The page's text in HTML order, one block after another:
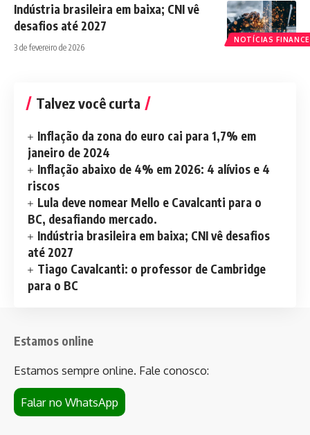
NOTÍCIAS
Indústria brasileira em baixa; CNI vê
desafios até 2027
3 de fevereiro de 2026
Talvez você curta
Inflação da zona do euro cai para 1,7% em
janeiro de 2024
Inflação abaixo de 4% em 2026: 4 alívios e 4
riscos
Lula deve nomear Mello e Cavalcanti para o
BC, desafiando mercado.
Indústria brasileira em baixa; CNI vê desafios
até 2027
Tiago Cavalcanti: o professor de Cambridge
para o BC
Estamos online
Estamos sempre online. Fale conosco:
Falar no WhatsApp